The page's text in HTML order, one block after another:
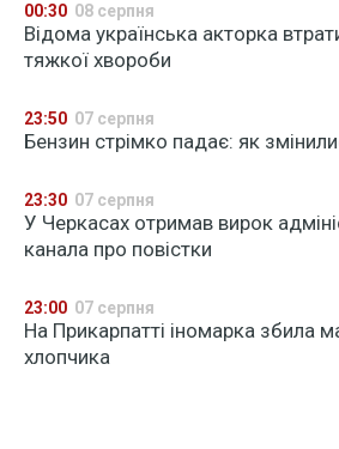
00:30 08 серпня
Відома українська акторка
тяжкої хвороби
23:50 07 серпня
Бензин стрімко падає: як
23:30 07 серпня
У Черкасах отримав вирок
канала про повістки
23:00 07 серпня
На Прикарпатті іномарка збила
хлопчика